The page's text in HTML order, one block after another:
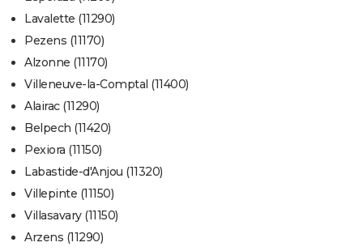
Lavalette (11290)
Pezens (11170)
Alzonne (11170)
Villeneuve-la-Comptal (11400)
Alairac (11290)
Belpech (11420)
Pexiora (11150)
Labastide-d'Anjou (11320)
Villepinte (11150)
Villasavary (11150)
Arzens (11290)